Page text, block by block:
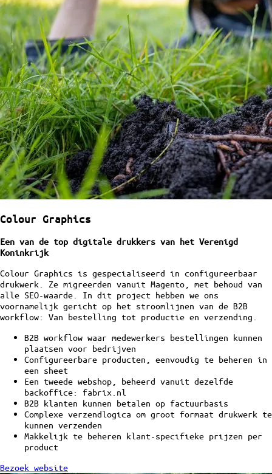
Colour Graphics
Een van de top digitale drukkers van het Verenigd
Koninkrijk
Colour Graphics is gespecialiseerd in configureerbaar
drukwerk. Ze migreerden vanuit Magento, met behoud van
alle SEO-waarde. In dit project hebben we ons
voornamelijk gericht op het stroomlijnen van de B2B
workflow: Van bestelling tot productie en verzending.
B2B workflow waar medewerkers bestellingen kunnen
plaatsen voor bedrijven
Configureerbare producten, eenvoudig te beheren in
een sheet
Een tweede webshop, beheerd vanuit dezelfde
backoffice: fabrix.nl
B2B klanten kunnen betalen op factuurbasis
Complexe verzendlogica om groot formaat drukwerk te
kunnen verzenden
Makkelijk te beheren klant-specifieke prijzen per
product
Bezoek website